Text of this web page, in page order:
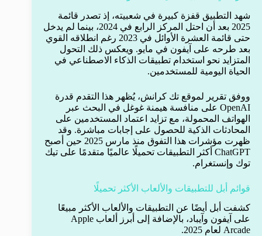
شهد التطبيق قفزة كبيرة في شعبيته، إذ تصدر قائمة
2025 بعد أن احتل المركز الرابع في 2024، بينما لم يدخل
حتى قائمة العشرة الأوائل في 2023 رغم انطلاقه القوي
بعد طرحه على آيفون في مايو. ويعكس ذلك التحول
المتزايد نحو استخدام تطبيقات الذكاء الاصطناعي في
الحياة اليومية للمستخدمين.
ووفق تقرير لموقع تك كرانش، يُظهر هذا التقدم قدرة
OpenAI على منافسة هيمنة غوغل في البحث عبر
الهواتف المحمولة، مع تزايد اعتماد المستخدمين على
المحادثات الذكية للحصول على إجابات مباشرة. وقد
ظهرت مؤشرات هذا التفوق منذ مارس 2025 حين أصبح
ChatGPT أكثر التطبيقات تحميلًا عالميًا متقدمًا على تيك
توك وإنستغرام.
قوائم أبل للتطبيقات والألعاب الأكثر تحميلًا
كشفت أبل أيضًا عن التطبيقات والألعاب الأكثر مبيعًا
على آيفون وآيباد، بالإضافة إلى أبرز ألعاب Apple
Arcade لعام 2025.